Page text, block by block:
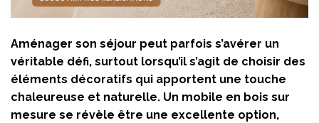
Aménager son séjour peut parfois s’avérer un
véritable défi, surtout lorsqu’il s’agit de choisir des
éléments décoratifs qui apportent une touche
chaleureuse et naturelle. Un mobile en bois sur
mesure se révèle être une excellente option,